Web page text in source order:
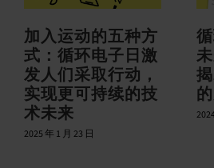
加入运动的五种方
式：循环电子日激
发人们采取行动，
实现更可持续的技
术未来
2025 年 1 月 23 日